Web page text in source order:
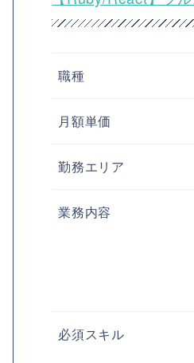
職種
月額単価
勤務エリア
業務内容
必須スキル